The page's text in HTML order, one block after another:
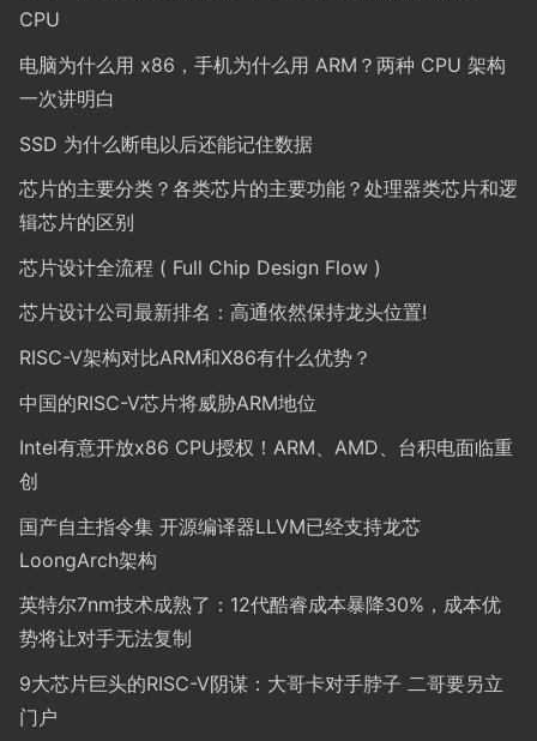
CPU
电脑为什么用 x86，手机为什么用 ARM？两种 CPU 架构
一次讲明白
SSD 为什么断电以后还能记住数据
芯片的主要分类？各类芯片的主要功能？处理器类芯片和逻
辑芯片的区别
芯片设计全流程 ( Full Chip Design Flow )
芯片设计公司最新排名：高通依然保持龙头位置!
RISC-V架构对比ARM和X86有什么优势？
中国的RISC-V芯片将威胁ARM地位
Intel有意开放x86 CPU授权！ARM、AMD、台积电面临重
创
国产自主指令集 开源编译器LLVM已经支持龙芯
LoongArch架构
英特尔7nm技术成熟了：12代酷睿成本暴降30%，成本优
势将让对手无法复制
9大芯片巨头的RISC-V阴谋：大哥卡对手脖子 二哥要另立
门户